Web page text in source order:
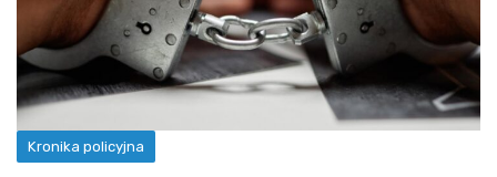
Kronika policyjna